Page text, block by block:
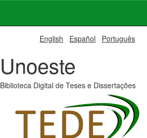
English Español Português
Unoeste
Biblioteca Digital de Teses e Dissertações